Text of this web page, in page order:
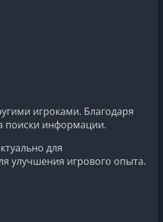
игроками. Благодаря
поиски информации.
для
улучшения игрового опыта.